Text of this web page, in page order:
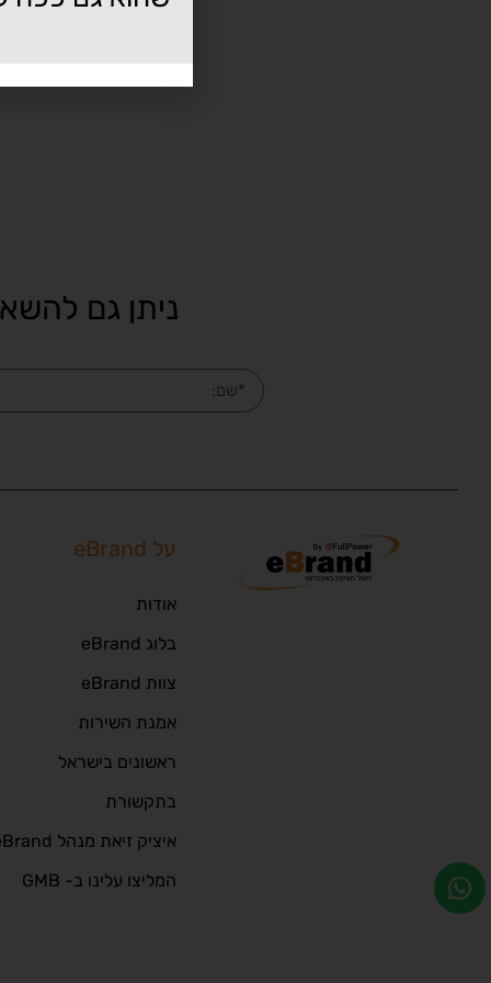
ניתן גם
על eBrand
אודות
בלוג eBrand
צוות eBrand
אמנת השירות
ראשונים בישראל
בתקשורת
איציק זיאת מנהל eBrand
המליצו עלינו ב- GMB